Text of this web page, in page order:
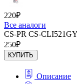
220₽
Все аналоги
CS-PR CS-
250₽
КУПИТЬ
Описание